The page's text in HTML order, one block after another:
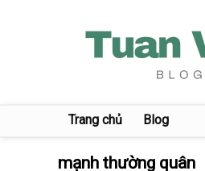
Trang chủ Blog
mạnh thường quân